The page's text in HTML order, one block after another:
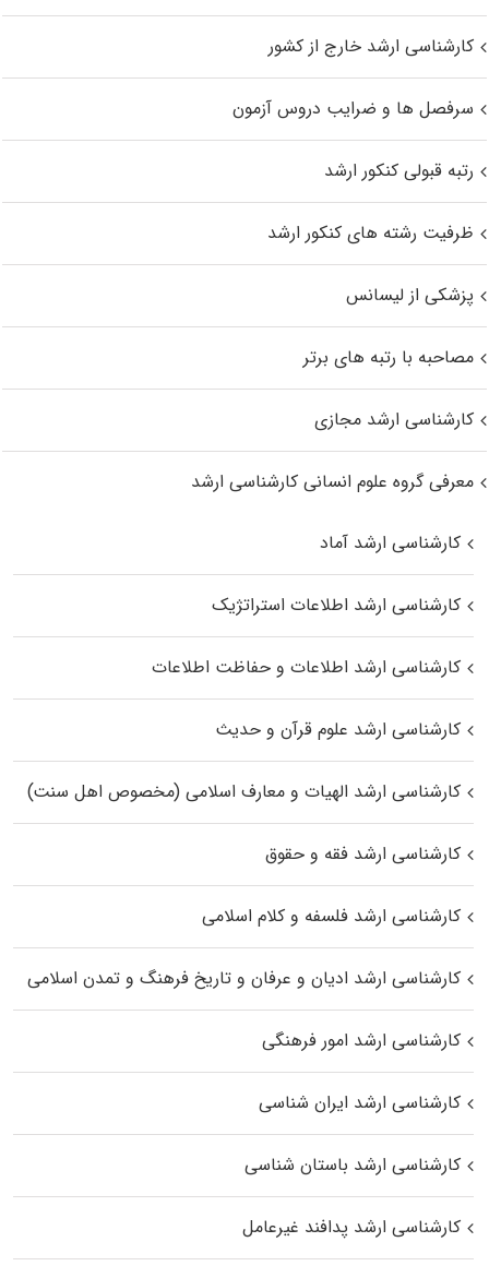
کارشناسی ارشد خارج از کشور
سرفصل ها و ضرایب دروس آزمون
رتبه قبولی کنکور ارشد
ظرفیت رشته های کنکور ارشد
پزشکی از لیسانس
مصاحبه با رتبه های برتر
کارشناسی ارشد مجازی
معرفی گروه علوم انسانی کارشناسی ارشد
کارشناسی ارشد آماد
کارشناسی ارشد اطلاعات استراتژیک
کارشناسی ارشد اطلاعات و حفاظت اطلاعات
کارشناسی ارشد علوم قرآن و حدیث
کارشناسی ارشد الهیات و معارف اسلامی (مخصوص اهل سنت)
کارشناسی ارشد فقه و حقوق
کارشناسی ارشد فلسفه و کلام اسلامی
کارشناسی ارشد ادیان و عرفان و تاریخ فرهنگ و تمدن اسلامی
کارشناسی ارشد امور فرهنگی
کارشناسی ارشد ایران شناسی
کارشناسی ارشد باستان شناسی
کارشناسی ارشد پدافند غیرعامل